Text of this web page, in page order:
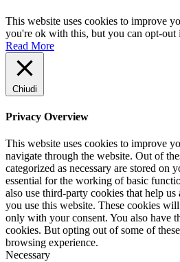
This website uses cookies to improve
you're ok with this, but you can opt-out
Read More
Chiudi
Privacy Overview
This website uses cookies to improve
navigate through the website. Out of
categorized as necessary are stored on
essential for the working of basic
also use third-party cookies that help
you use this website. These cookies
only with your consent. You also have
cookies. But opting out of some of
browsing experience.
Necessary